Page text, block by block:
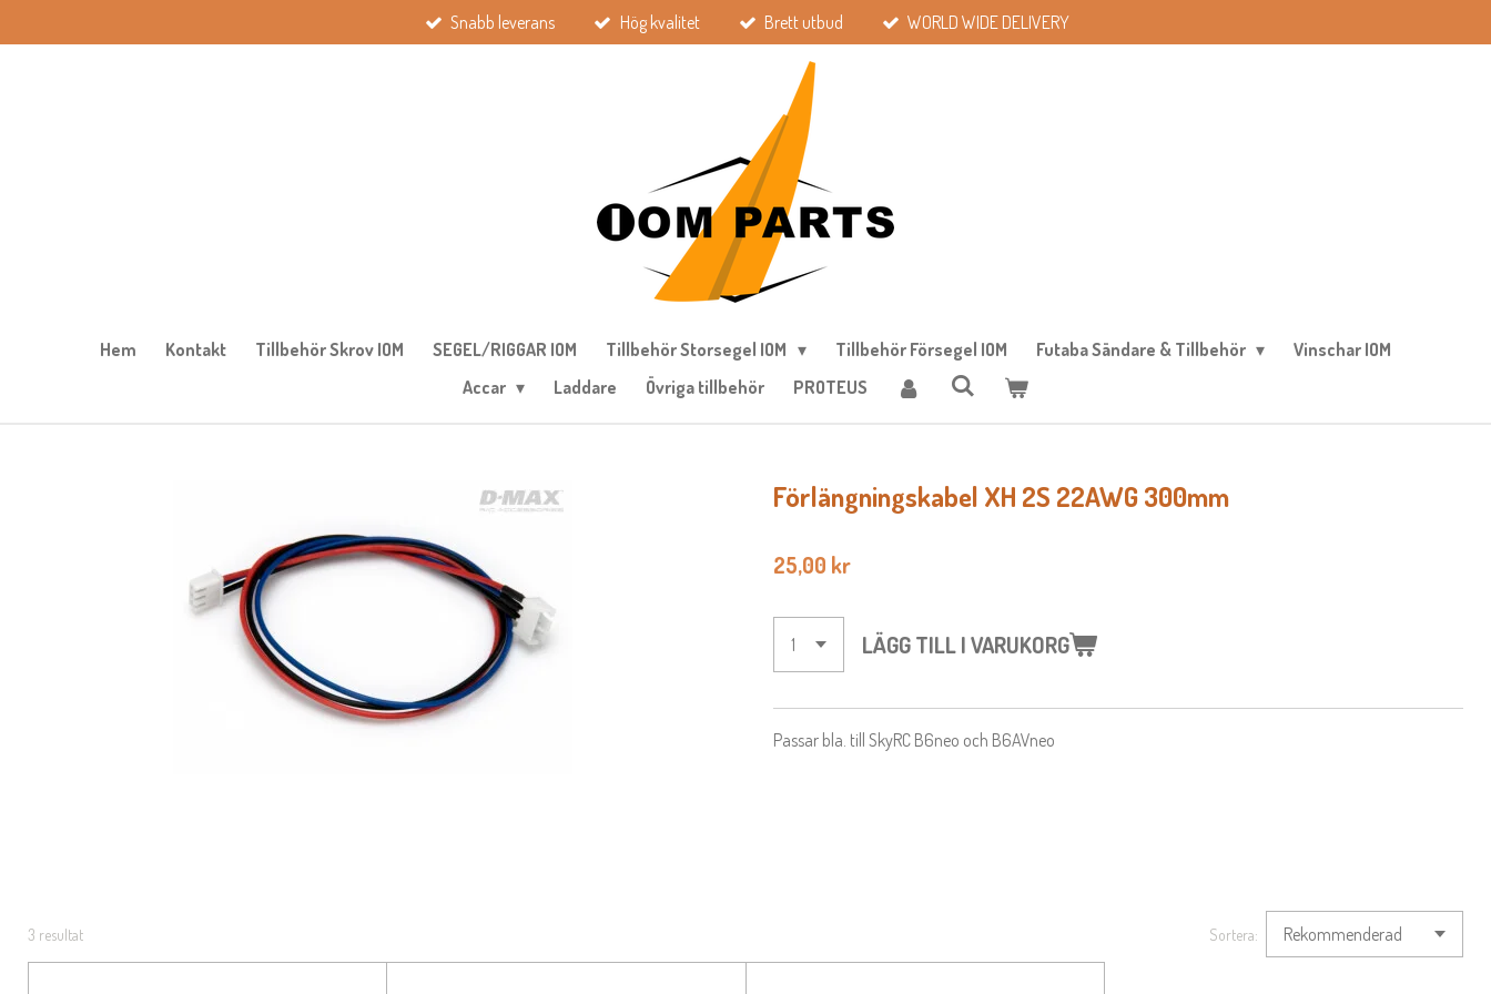
till
Snabb leverans Hög kvalitet Brett utbud WORLD WIDE DELIVERY
Hem Kontakt Tillbehör Skrov IOM SEGEL/RIGGAR IOM Tillbehör Storsegel IOM Tillbehör Försegel IOM Futaba Sändare & Tillbehör
Vinschar IOM
Accar
Laddare Övriga tillbehör PROTEUS
Förlängningskabel XH 2S 22AWG 300mm
25,00 kr
LÄGG TILL I VARUKORG
Passar bla. till SkyRC B6neo och B6AVneo
3 resultat Sortera: